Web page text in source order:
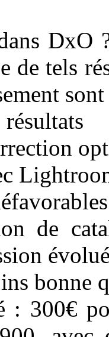
DxO
de tels
résultats
de
bonne
: 300€